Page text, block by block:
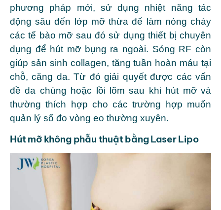
phương pháp mới, sử dụng nhiệt năng tác
động sâu đến lớp mỡ thừa để làm nóng chảy
các tế bào mỡ sau đó sử dụng thiết bị chuyên
dụng để hút mỡ bụng ra ngoài. Sóng RF còn
giúp sản sinh collagen, tăng tuần hoàn máu tại
chỗ, căng da. Từ đó giải quyết được các vấn
đề da chùng hoặc lồi lõm sau khi hút mỡ và
thường thích hợp cho các trường hợp muốn
quản lý số đo vòng eo thường xuyên.
Hút mỡ không phẫu thuật bằng Laser Lipo